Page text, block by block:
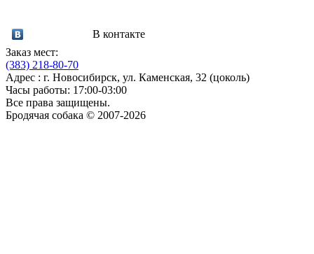
В контакте
Заказ мест:
(383) 218-80-70
Адрес : г. Новосибирск, ул. Каменская, 32 (цоколь)
Часы работы: 17:00-03:00
Все права защищены.
Бродячая собака © 2007-2026